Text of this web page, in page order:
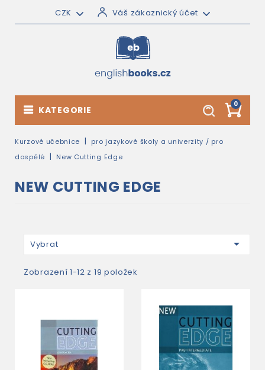
CZK Váš zákaznický účet
0
KATEGORIE
Kurzové učebnice
pro jazykové školy a univerzity / pro
dospělé
New Cutting Edge
NEW CUTTING EDGE
Vybrat 
Zobrazení 1-12 z 19 položek